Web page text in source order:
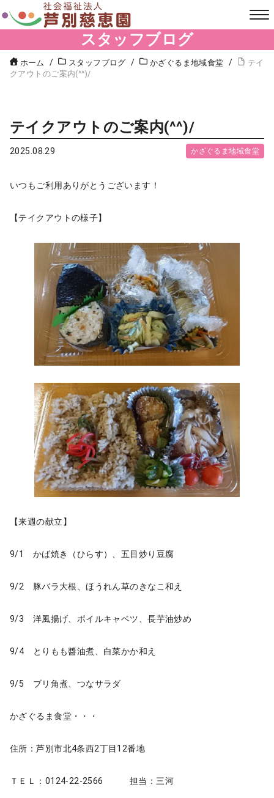
スタッフブログ
ホーム スタッフブログ かざぐるま地域食堂
テイ
クアウトのご案内(^^)/
テイクアウトのご案内(^^)/
2025.08.29 かざぐるま地域食堂
いつもご利用ありがとうございます！
【テイクアウトの様子】
【来週の献立】
9/1 かば焼き（ひらす）、五目炒り豆腐
9/2 豚バラ大根、ほうれん草のきなこ和え
9/3 洋風揚げ、ボイルキャベツ、長芋油炒め
9/4 とりもも醬油煮、白菜かか和え
9/5 ブリ角煮、つなサラダ
かざぐるま食堂・・・
住所：芦別市北4条西2丁目12番地
ＴＥＬ：0124-22-2566 担当：三河